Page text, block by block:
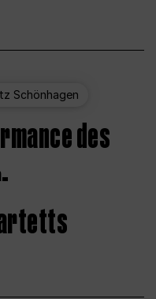
Schönhagen
des